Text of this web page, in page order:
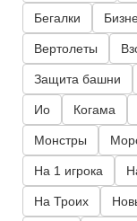
Бегалки
Вертолеты
Защита башни
Ио Когама
Монстры
На 1 игрока
На Троих